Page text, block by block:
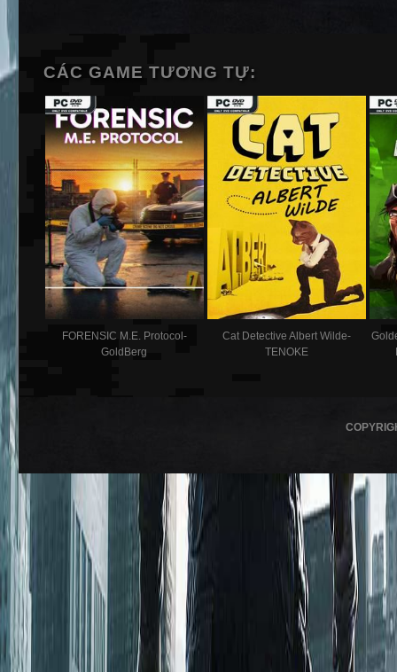
CÁC GAME TƯƠNG TỰ:
FORENSIC M.E. Protocol-
GoldBerg
Cat Detective Albert Wilde-
TENOKE